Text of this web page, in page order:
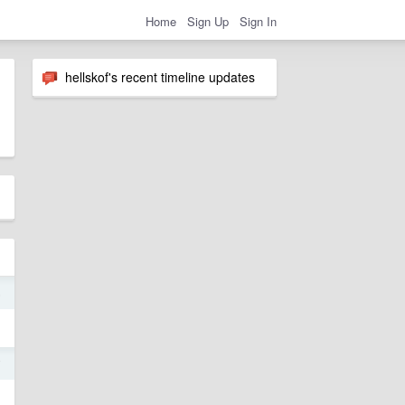
Home Sign Up Sign In
hellskof's recent timeline updates